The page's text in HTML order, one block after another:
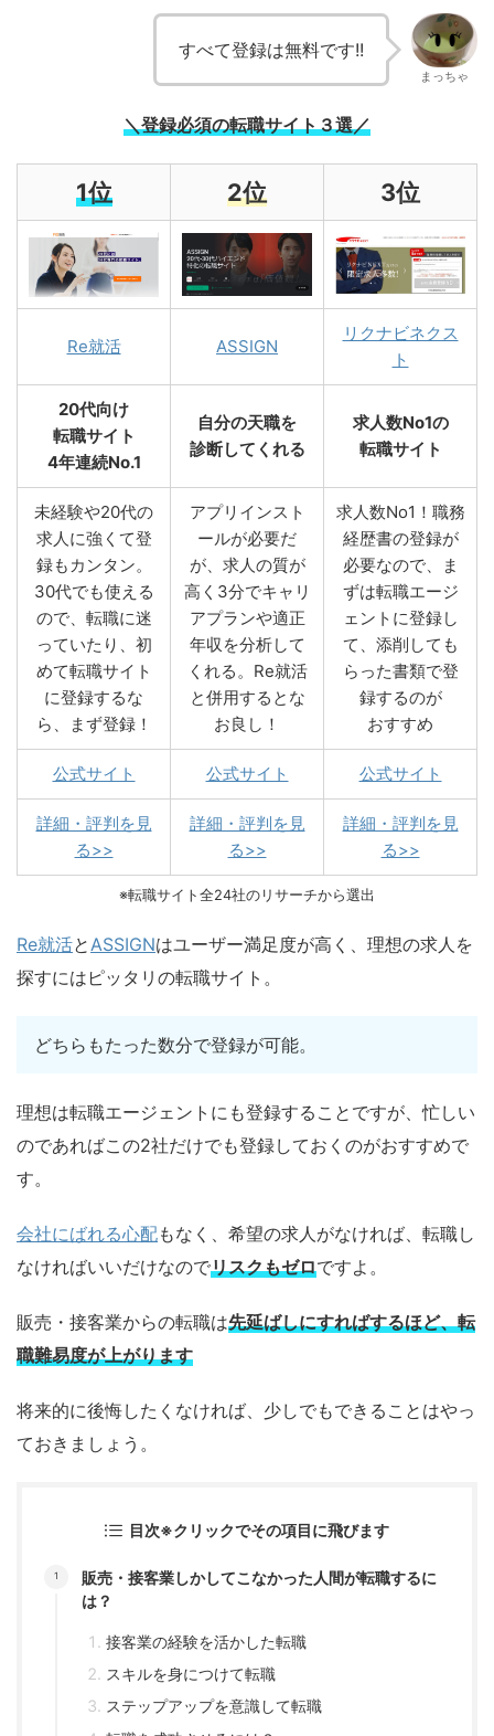
すべて登録は無料です!!
まっちゃ
＼登録必須の転職サイト３選／
1位 2位 3位
Re就活 ASSIGN
リクナビネクス
ト
20代向け
転職サイト
4年連続No.1
自分の天職を
診断してくれる
求人数No1の
転職サイト
未経験や20代の
求人に強くて登
録もカンタン。
30代でも使える
ので、転職に迷
っていたり、初
めて転職サイト
に登録するな
ら、まず登録！
アプリインスト
ールが必要だ
が、求人の質が
高く3分でキャリ
アプランや適正
年収を分析して
くれる。Re就活
と併用するとな
お良し！
求人数No1！職務
経歴書の登録が
必要なので、ま
ずは転職エージ
ェントに登録し
て、添削しても
らった書類で登
録するのが
おすすめ
公式サイト 公式サイト 公式サイト
詳細・評判を見
る>>
詳細・評判を見
る>>
詳細・評判を見
る>>
※転職サイト全24社のリサーチから選出
Re就活とASSIGNはユーザー満足度が高く、理想の求人を
探すにはピッタリの転職サイト。
どちらもたった数分で登録が可能。
理想は転職エージェントにも登録することですが、忙しい
のであればこの2社だけでも登録しておくのがおすすめで
す。
会社にばれる心配もなく、希望の求人がなければ、転職し
なければいいだけなのでリスクもゼロですよ。
販売・接客業からの転職は先延ばしにすればするほど、転
職難易度が上がります
将来的に後悔したくなければ、少しでもできることはやっ
ておきましょう。
目次※クリックでその項目に飛びます
販売・接客業しかしてこなかった人間が転職するに
は？
接客業の経験を活かした転職
スキルを身につけて転職
ステップアップを意識して転職